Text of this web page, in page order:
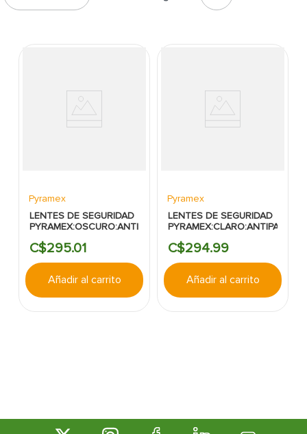
Pyramex
LENTES DE SEGURIDAD
PYRAMEX:OSCURO:ANTIPAÑO
C$295.01
Añadir al carrito
Pyramex
LENTES DE SEGURIDAD
PYRAMEX:CLARO:ANTIPAÑO
C$294.99
Añadir al carrito
puerta